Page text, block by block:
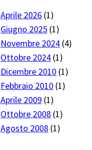
Aprile 2026 (1)
Giugno 2025 (1)
Novembre 2024 (4)
Ottobre 2024 (1)
Dicembre 2010 (1)
Febbraio 2010 (1)
Aprile 2009 (1)
Ottobre 2008 (1)
Agosto 2008 (1)